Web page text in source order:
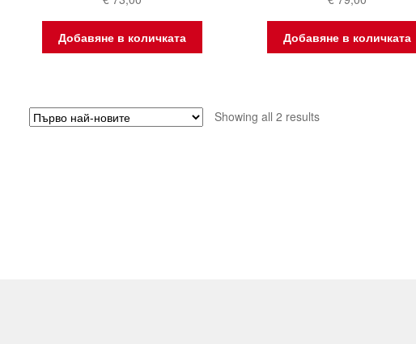
Добавяне в количката Добавяне в количката
Showing all 2 resultsSorted